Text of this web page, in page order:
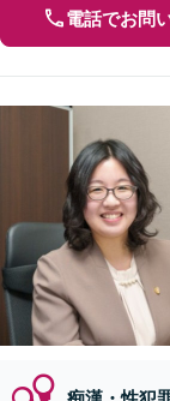
電話でお問